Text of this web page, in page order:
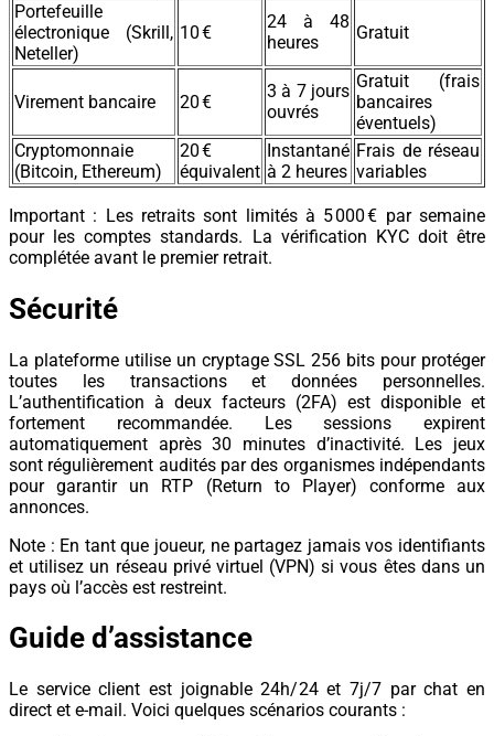
Portefeuille
électronique (Skrill,
Neteller)
10 €
24 à 48
heures
Gratuit
Virement bancaire 20 €
3 à 7 jours
ouvrés
Gratuit (frais
bancaires
éventuels)
Cryptomonnaie
(Bitcoin, Ethereum)
20 €
équivalent
Instantané
à 2 heures
Frais de réseau
variables
Important : Les retraits sont limités à 5 000 € par semaine
pour les comptes standards. La vérification KYC doit être
complétée avant le premier retrait.
Sécurité
La plateforme utilise un cryptage SSL 256 bits pour protéger
toutes les transactions et données personnelles.
L’authentification à deux facteurs (2FA) est disponible et
fortement recommandée. Les sessions expirent
automatiquement après 30 minutes d’inactivité. Les jeux
sont régulièrement audités par des organismes indépendants
pour garantir un RTP (Return to Player) conforme aux
annonces.
Note : En tant que joueur, ne partagez jamais vos identifiants
et utilisez un réseau privé virtuel (VPN) si vous êtes dans un
pays où l’accès est restreint.
Guide d’assistance
Le service client est joignable 24h/24 et 7j/7 par chat en
direct et e-mail. Voici quelques scénarios courants :